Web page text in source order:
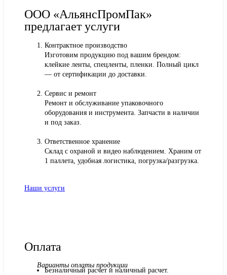
ООО «АльянсПромПак»
предлагает услуги
Контрактное производство
Изготовим продукцию под вашим брендом:
клейкие ленты, спецленты, пленки. Полный цикл
— от сертификации до доставки.
Сервис и ремонт
Ремонт и обслуживание упаковочного
оборудования и инструмента. Запчасти в наличии
и под заказ.
Ответственное хранение
Склад с охраной и видео наблюдением. Храним от
1 паллета, удобная логистика, погрузка/разгрузка.
Наши услуги
Оплата
Варианты оплаты продукции
Безналичный расчет и наличный расчет.